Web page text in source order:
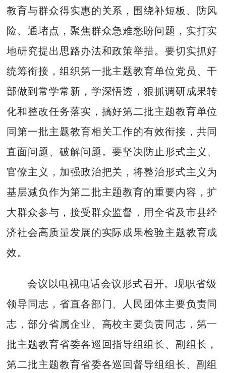
教育与群众得实惠的关系，围绕补短板、防风
险、通堵点，聚焦群众急难愁盼问题，实打实
地研究提出思路办法和政策举措。要切实抓好
统筹衔接，组织第一批主题教育单位党员、干
部做到常学常新，学深悟透，狠抓调研成果转
化和整改任务落实，搞好第二批主题教育单位
同第一批主题教育相关工作的有效衔接，共同
直面问题、破解问题。要坚决防止形式主义、
官僚主义，加强政治把关，将整治形式主义为
基层减负作为第二批主题教育的重要内容，扩
大群众参与，接受群众监督，用全省及市县经
济社会高质量发展的实际成果检验主题教育成
效。
会议以电视电话会议形式召开。现职省级
领导同志，省直各部门、人民团体主要负责同
志，部分省属企业、高校主要负责同志，第一
批主题教育省委各巡回指导组组长、副组长，
第二批主题教育省委各巡回督导组组长、副组